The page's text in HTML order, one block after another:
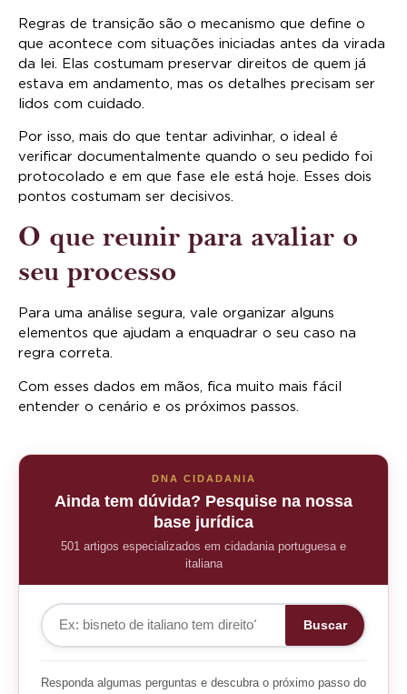
Regras de transição são o mecanismo que define o
que acontece com situações iniciadas antes da virada
da lei. Elas costumam preservar direitos de quem já
estava em andamento, mas os detalhes precisam ser
lidos com cuidado.
Por isso, mais do que tentar adivinhar, o ideal é
verificar documentalmente quando o seu pedido foi
protocolado e em que fase ele está hoje. Esses dois
pontos costumam ser decisivos.
O que reunir para avaliar o
seu processo
Para uma análise segura, vale organizar alguns
elementos que ajudam a enquadrar o seu caso na
regra correta.
Com esses dados em mãos, fica muito mais fácil
entender o cenário e os próximos passos.
DNA CIDADANIA
Ainda tem dúvida? Pesquise na nossa
base jurídica
501 artigos especializados em cidadania portuguesa e
italiana
Buscar
Responda algumas perguntas e descubra o próximo passo do